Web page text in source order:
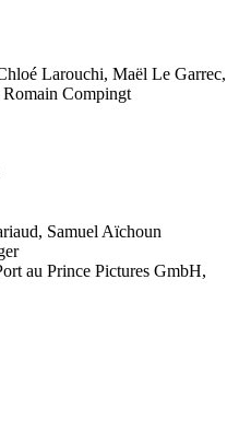
Larouchi, Maël Le Garrec,
Compingt
Samuel Aïchoun
au Prince Pictures GmbH,